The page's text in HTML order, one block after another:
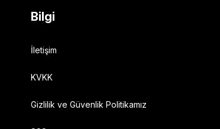
Bilgi
İletişim
KVKK
Gizlilik ve Güvenlik Politikamız